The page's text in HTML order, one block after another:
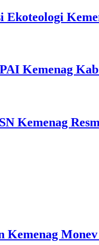
Ekoteologi
Kemenag
Kemenag